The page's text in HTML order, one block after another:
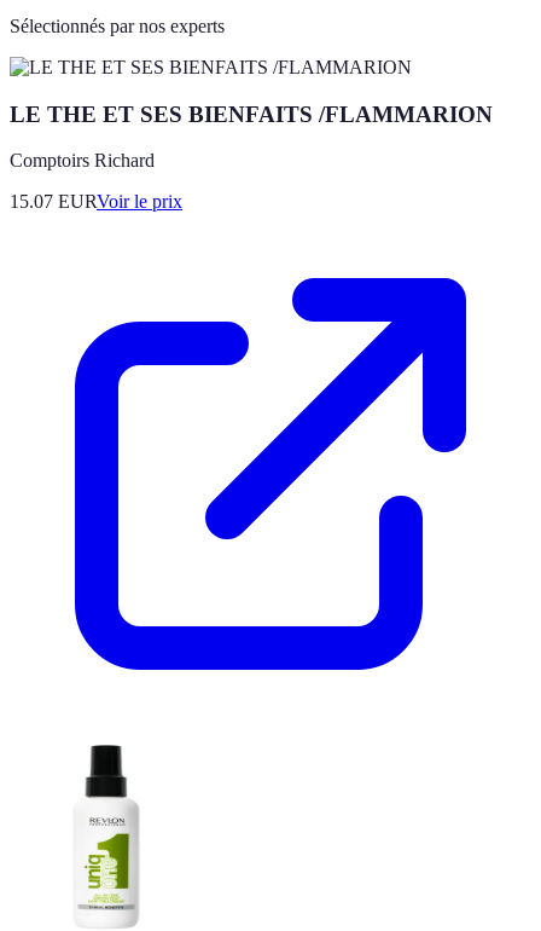
Sélectionnés par nos experts
LE THE ET SES BIENFAITS /FLAMMARION
Comptoirs Richard
15.07 EURVoir le prix